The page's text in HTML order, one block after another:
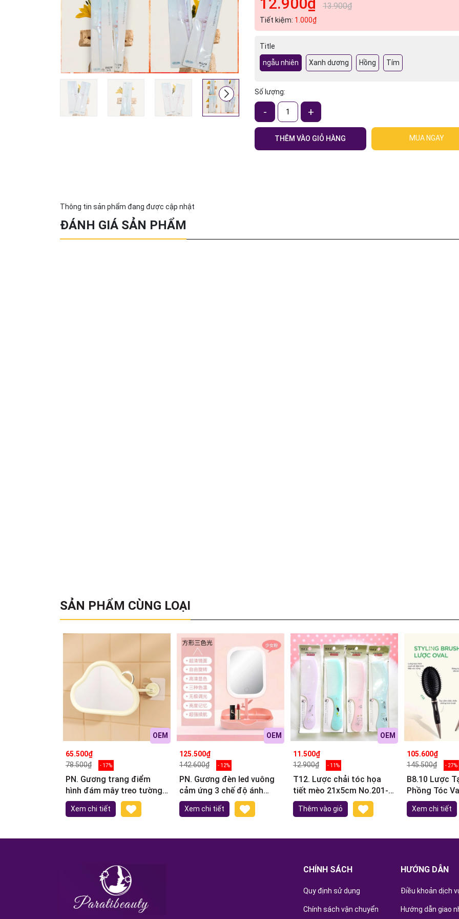
13.900₫
Tiết kiệm: 1.000₫
Title
ngẫu nhiên
Xanh dương Hồng Tím
Số lượng:
- +
THÊM VÀO GIỎ HÀNG MUA NGAY
Thông tin sản phẩm đang được cập nhật
ĐÁNH GIÁ SẢN PHẨM
SẢN PHẨM CÙNG LOẠI
OEM
65.500₫
78.500₫
- 17%
PN. Gương trang điểm
hình đám mây treo tường
xoay 360⁰ 15.5x22cm
Xem chi tiết
OEM
125.500₫
142.600₫
- 12%
PN. Gương đèn led vuông
cảm ứng 3 chế độ ánh
sáng có khay đựng đồ
Xem chi tiết
OEM
11.500₫
12.900₫
- 11%
T12. Lược chải tóc họa
tiết mèo 21x5cm No.201-2
(ngẫu nhiên)
Thêm vào giỏ
105.600₫
145.500₫
- 27%
B8.10 Lược
Phồng Tóc Vacosi
Hair Types
Hairbrush
Xem chi tiết
CHÍNH SÁCH
Quy định sử dụng
Chính sách vận chuyển
HƯỚNG DẪN
Điều khoản dịch
Hướng dẫn giao